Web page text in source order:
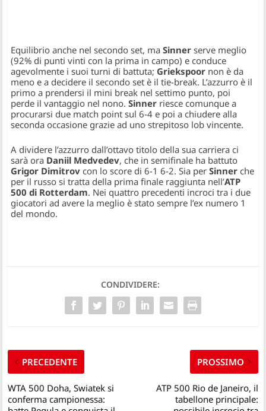
Equilibrio anche nel secondo set, maSinnerserve meglio
(92% di punti vinti con la prima in campo) e conduce
agevolmente i suoi turni di battuta; Griekspoor non è da
meno e a decidere il secondo set è il tie-break. L’azzurro è il
primo a prendersi il mini break nel settimo punto, poi
perde il vantaggio nel nono.Sinner riesce comunque a
procurarsi due match point sul 6-4 e poi a chiudere alla
seconda occasione grazie ad uno strepitoso lob vincente.
A dividere l’azzurro dall’ottavo titolo della sua carriera ci
sarà ora Daniil Medvedev, che in semifinale ha battuto
Grigor Dimitrov con lo score di 6-1 6-2. Sia perSinnerche
per il russo si tratta della prima finale raggiunta nell’ATP
500 di Rotterdam. Nei quattro precedenti incroci tra i due
giocatori ad avere la meglio è stato sempre l’ex numero 1
del mondo.
CONDIVIDERE:
PRECEDENTE
WTA 500 Doha, Swiatek si
conferma campionessa:
PROSSIMO
ATP 500 Rio de Janeiro, il
tabellone principale: